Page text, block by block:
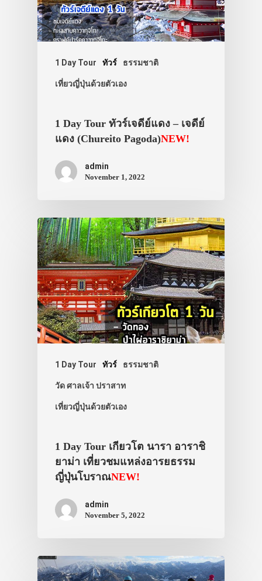
1 Day Tour ทัวร์ ธรรมชาติ
เที่ยวญี่ปุ่นด้วยตัวเอง
1 Day Tour ทัวร์เจดีย์แดง – เจดีย์
แดง (Chureito Pagoda)NEW!
admin
November 1, 2022
1 Day Tour ทัวร์ ธรรมชาติ
วัด ศาลเจ้า ปราสาท
เที่ยวญี่ปุ่นด้วยตัวเอง
1 Day Tour เกียวโต นารา อาราชิ
ยาม่า เที่ยวชมแหล่งอารยธรรม
ญี่ปุ่นโบราณNEW!
admin
November 5, 2022